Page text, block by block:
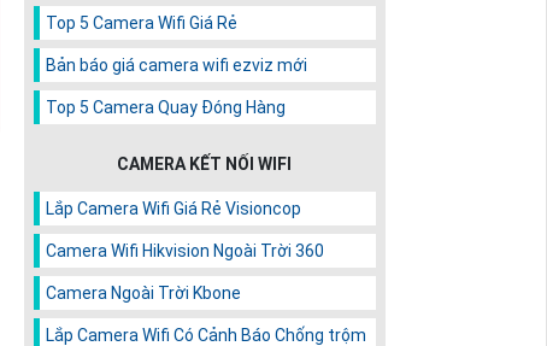
Top 5 Camera Wifi Giá Rẻ
Bản báo giá camera wifi ezviz mới
Top 5 Camera Quay Đóng Hàng
CAMERA KẾT NỐI WIFI
Lắp Camera Wifi Giá Rẻ Visioncop
Camera Wifi Hikvision Ngoài Trời 360
Camera Ngoài Trời Kbone
Lắp Camera Wifi Có Cảnh Báo Chống trộm